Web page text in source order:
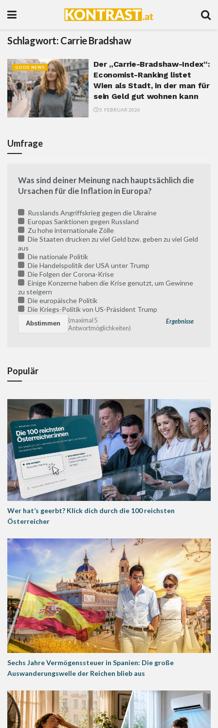
Schlagwort: Carrie Bradshaw
GOOD NEWS
Der „Carrie-Bradshaw-Index“:
Economist-Ranking listet
Wien als Stadt, in der man für
sein Geld gut wohnen kann
5. FEBRUAR 2026
Umfrage
Was sind deiner Meinung nach hauptsächlich die
Ursachen für die Inflation in Europa?
Russlands Angriffskrieg gegen die Ukraine
Europas Sanktionen gegen Russland
Zu hohe internationale Zölle
Die Staaten drucken zu viel Geld bzw. geben zu viel Geld
aus
Die nationale Politik
Die Handelspolitik der USA unter Trump
Die Folgen der Corona-Krise
Einige Konzerne haben die Krise genutzt, um Gewinne
zu steigern
Die europäische Politik
Die Kriegs-Politik von US-Präsident Trump
Ergebnisse
(maximal 5
Antwortmöglichkeiten)
Populär
Wer hat’s geerbt? Klick dich durch die 100 reichsten
Österreicher
Sechs Jahre Vermögenssteuer in Spanien: Die große
Auswanderungswelle der Reichen blieb aus